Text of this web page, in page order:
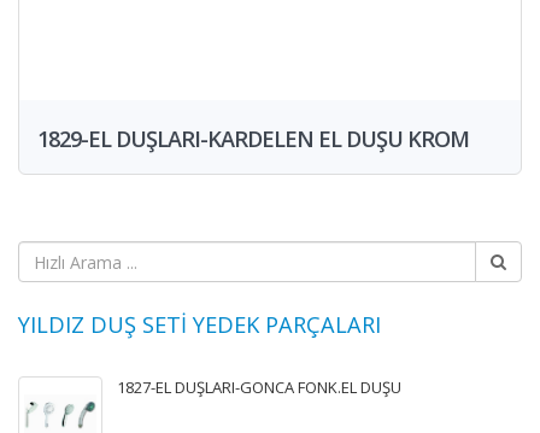
1829-EL DUŞLARI-KARDELEN EL DUŞU KROM
YILDIZ DUŞ SETİ YEDEK PARÇALARI
1827-EL DUŞLARI-GONCA FONK.EL DUŞU